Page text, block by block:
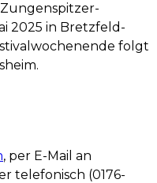
Zungenspitzer-
2025 in Bretzfeld-
folgt
, per E-Mail an
telefonisch (0176-